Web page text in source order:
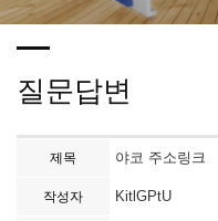
질문답변
제목 야코 주소링크
작성자 KitlGPtU